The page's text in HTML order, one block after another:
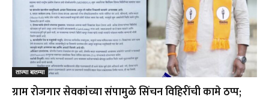
ताज्या बातम्या
ग्राम रोजगार सेवकांच्या संपामुळे सिंचन विहिरींची कामे ठप्प;